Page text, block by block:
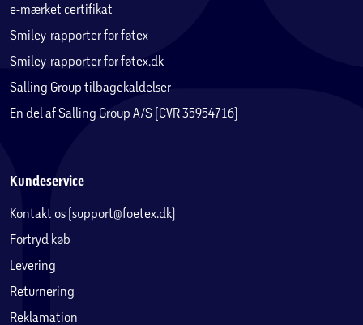
e-mærket certifikat
Smiley-rapporter for føtex
Smiley-rapporter for føtex.dk
Salling Group tilbagekaldelser
En del af Salling Group A/S (CVR 35954716)
Kundeservice
Kontakt os (support@foetex.dk)
Fortryd køb
Levering
Returnering
Reklamation